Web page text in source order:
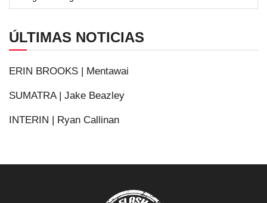
ÚLTIMAS NOTICIAS
ERIN BROOKS | Mentawai
SUMATRA | Jake Beazley
INTERIN | Ryan Callinan